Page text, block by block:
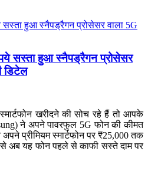
सस्ता हुआ स्नैपड्रैगन प्रोसेसर
डिटेल
खरीदने की सोच रहे हैं तो आपके
ने अपने पावरफुल 5G फोन की कीमत
प्रीमियम स्मार्टफोन पर ₹25,000 तक
अब यह फोन पहले से काफी सस्ते दाम पर